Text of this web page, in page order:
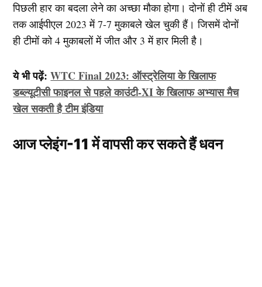
पिछली हार का बदला लेने का अच्छा मौका होगा। दोनों ही टीमें अब
तक आईपीएल 2023 में 7-7 मुकाबले खेल चुकी हैं। जिसमें दोनों
ही टीमों को 4 मुकाबलों में जीत और 3 में हार मिली है।
ये भी पढ़ें:WTC Final 2023: ऑस्ट्रेलिया के खिलाफ
डब्ल्यूटीसी फाइनल से पहले काउंटी-XI के खिलाफ अभ्यास मैच
खेल सकती है टीम इंडिया
आज प्लेइंग-11 में वापसी कर सकते हैं धवन